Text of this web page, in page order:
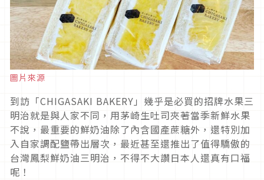
圖片來源
到訪「CHIGASAKI BAKERY」幾乎是必買的招牌水果三
明治就是與人家不同，用茅崎生吐司夾著當季新鮮水果
不說，最重要的鮮奶油除了內含國產蔗糖外，還特別加
入自家調配鹽帶出層次，最近甚至還推出了值得驕傲的
台灣鳳梨鮮奶油三明治，不得不大讚日本人還真有口福
呢！